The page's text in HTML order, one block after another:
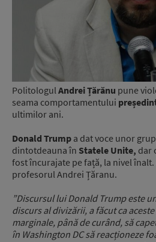
Politologul Andrei Țărănu pune
seama comportamentului
ultimilor ani.
Donald Trump a dat voce unor
dintotdeauna în Statele Unite, dar
fost încurajate pe față, la nivel
profesorul Andrei Țăranu.
”Discursul lui Donald Trump este
discurs al divizării, a făcut ca
marginale, până de curând, să
în Washington DC să reacționeze